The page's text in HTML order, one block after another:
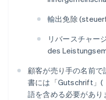
輸出免除 (
リバースチャー
des
顧客が売り手の名前
書には「Gutschrift」(
語を含める必要があり